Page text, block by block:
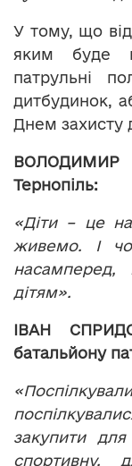
У тому, що від
яким буде
патрульні
дитбудинок,
Днем захисту
ВОЛОДИМИР
Тернопіль:
«Діти – це
живемо. І
дітям».
ІВАН
батальйону
закупити
спортивну,